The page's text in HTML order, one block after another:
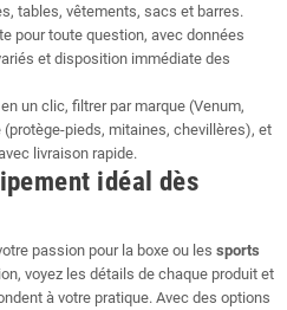
tables, vêtements, sacs et barres.
pour toute question, avec données
et disposition immédiate des
en un clic, filtrer par marque (Venum,
(protège-pieds, mitaines, chevillères), et
livraison rapide.
idéal dès
passion pour la boxe ou les sports
voyez les détails de chaque produit et
à votre pratique. Avec des options